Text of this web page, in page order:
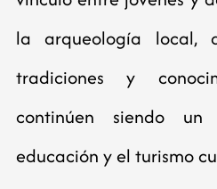
la arqueología local,
tradiciones y
continúen siendo
educación y el turismo